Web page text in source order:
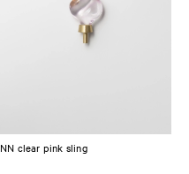
NN clear pink sling